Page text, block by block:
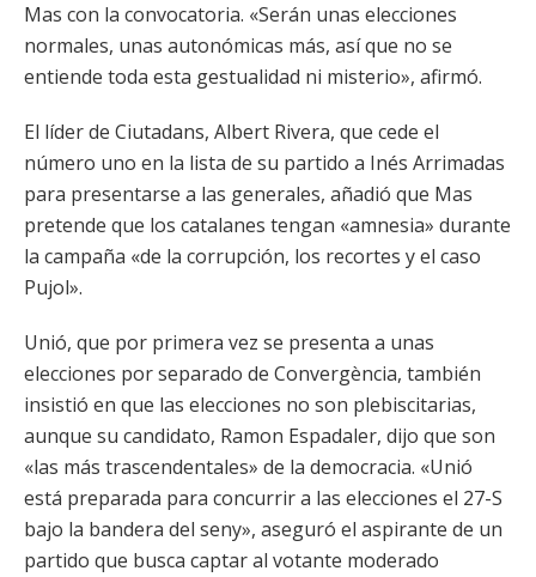
Mas con la convocatoria. «Serán unas elecciones
normales, unas autonómicas más, así que no se
entiende toda esta gestualidad ni misterio», afirmó.
El líder de Ciutadans, Albert Rivera, que cede el
número uno en la lista de su partido a Inés Arrimadas
para presentarse a las generales, añadió que Mas
pretende que los catalanes tengan «amnesia» durante
la campaña «de la corrupción, los recortes y el caso
Pujol».
Unió, que por primera vez se presenta a unas
elecciones por separado de Convergència, también
insistió en que las elecciones no son plebiscitarias,
aunque su candidato, Ramon Espadaler, dijo que son
«las más trascendentales» de la democracia. «Unió
está preparada para concurrir a las elecciones el 27-S
bajo la bandera del seny», aseguró el aspirante de un
partido que busca captar al votante moderado